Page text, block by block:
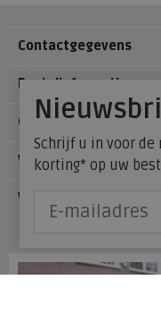
Contactgegevens
Bestelinformatie
Over Meijerink
Voetzorg
Veelgestelde vragen
Schrijf u in voor de
korting* op uw